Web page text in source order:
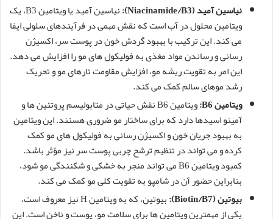
نیاسین آمید (Niacinamide/B3):
نیاسین آمید یا ویتامین B3، یک
ویتامین محلول در آب است که نقش مهمی در فرآیندهای سلولی ایفا
می کند. این ترکیب با بهبود گردش خون در پوست سر، اکسیژن
رسانی و رساندن مواد مغذی به فولیکول های مو را افزایش می دهد.
این امر به تقویت ریشه مو، افزایش مقاومت تارهای مو و تحریک
رشد موهای سالم کمک می کند.
ویتامین B6:
ویتامین B6 نقش حیاتی در متابولیسم پروتئین ها و
آمینو اسیدها دارد که برای ساختار مو ضروری هستند. این ویتامین
به بهبود جریان خون و اکسیژن رسانی به فولیکول های مو کمک
کرده و می تواند در تنظیم ترشح چربی پوست سر نیز مؤثر باشد.
کمبود ویتامین B6 می تواند منجر به خشکی و شکنندگی مو شود،
بنابراین حضور آن در شامپو به تقویت کلی مو کمک می کند.
بیوتین (Biotin/B7):
بیوتین، که به ویتامین H نیز معروف است،
یکی از مهمترین ویتامین ها برای سلامت مو، پوست و ناخن است. این